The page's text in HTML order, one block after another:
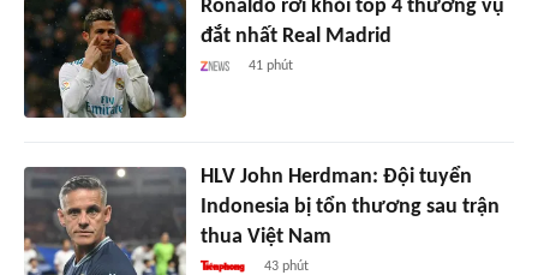
Ronaldo rơi khỏi top 4 thương vụ
đắt nhất Real Madrid
41 phút
HLV John Herdman: Đội tuyển
Indonesia bị tổn thương sau trận
thua Việt Nam
43 phút